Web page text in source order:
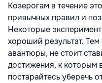
Козерогам в течение
привычных правил и
Некоторые
хороший результат. Тем
авантюры, не стоит
достижения, к которым
постарайтесь уберечь